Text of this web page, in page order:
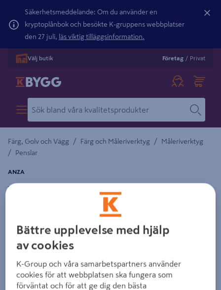
Säkerhetsmeddelande: Om du använder en
kryptoplånbok och besökte K-gruppens webbplatser
den 27 juli, läs viktig tilläggsinformation.
Välj butik Företag / Privat
Färg, Golv och Vägg / Färg och Måleriverktyg / Måleriverktyg
/ Penslar
VINKELPENSEL ANZA PERFECT LÅNG 35MM
ANZA
Detaljerad beskrivning finns i produktbeskrivningsområdet
Bättre upplevelse med hjälp
av cookies
K-Group och våra samarbetspartners använder
cookies för att webbplatsen ska fungera som
förväntat och för att ge dig den bästa